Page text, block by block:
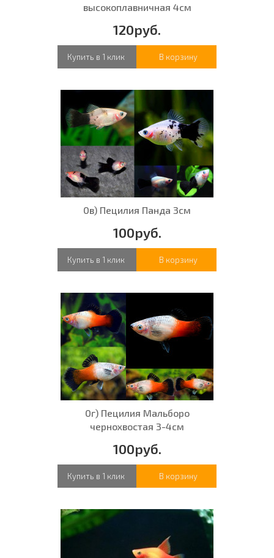
высокоплавничная 4см
120руб.
Купить в 1 клик В корзину
0в) Пецилия Панда 3см
100руб.
Купить в 1 клик В корзину
0г) Пецилия Мальборо
чернохвостая 3-4см
100руб.
Купить в 1 клик В корзину